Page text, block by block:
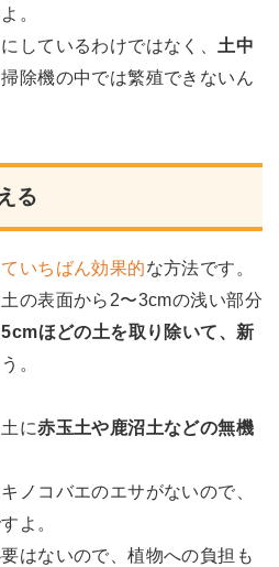
。
しているわけではなく、 土中
除機の中では繁殖できないん
る
いちばん効果的な方法です。
の表面から2〜3cmの浅い部分
ほどの土を取り除いて、新
。
に赤玉土や鹿沼土などの無機
ノコバエのエサがないので、
よ。
はないので、植物への負担も